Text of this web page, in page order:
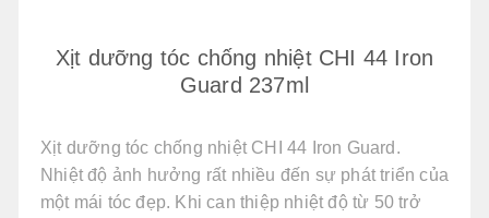
Xịt dưỡng tóc chống nhiệt CHI 44 Iron
Guard 237ml
Xịt dưỡng tóc chống nhiệt CHI 44 Iron Guard.
Nhiệt độ ảnh hưởng rất nhiều đến sự phát triển của
một mái tóc đẹp. Khi can thiệp nhiệt độ từ 50 trở